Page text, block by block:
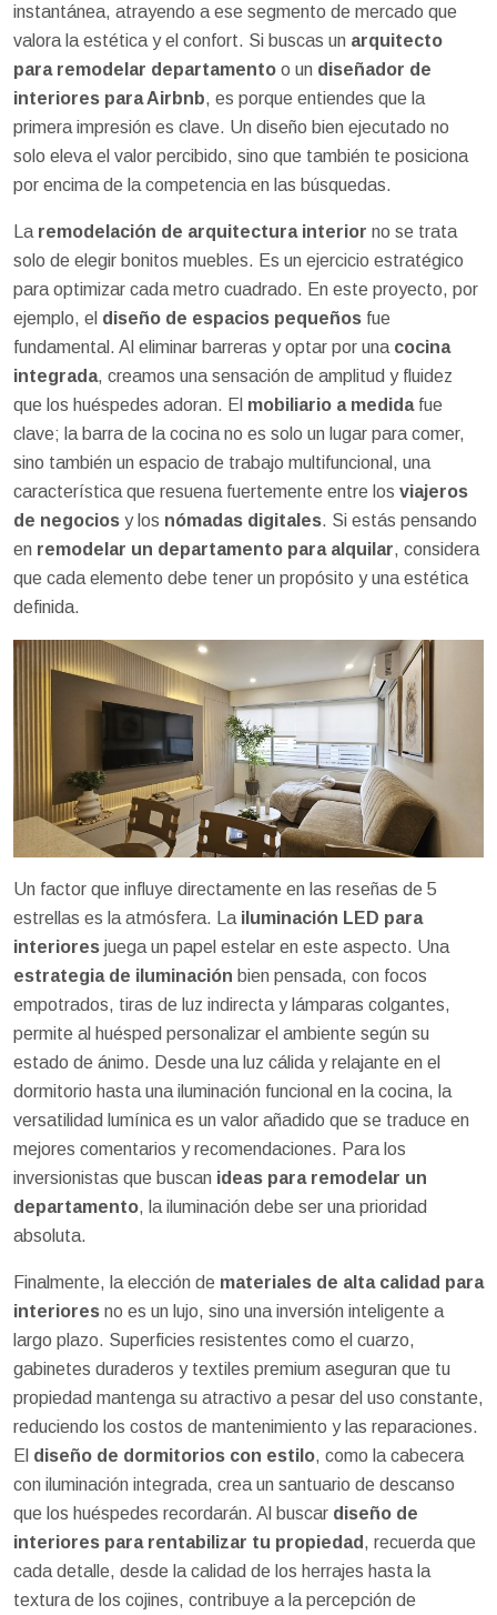
instantánea, atrayendo a ese segmento de mercado que
valora la estética y el confort. Si buscas un arquitecto
para remodelar departamento o un diseñador de
interiores para Airbnb, es porque entiendes que la
primera impresión es clave. Un diseño bien ejecutado no
solo eleva el valor percibido, sino que también te posiciona
por encima de la competencia en las búsquedas.
La remodelación de arquitectura interior no se trata
solo de elegir bonitos muebles. Es un ejercicio estratégico
para optimizar cada metro cuadrado. En este proyecto, por
ejemplo, el diseño de espacios pequeños fue
fundamental. Al eliminar barreras y optar por una cocina
integrada, creamos una sensación de amplitud y fluidez
que los huéspedes adoran. El mobiliario a medidafue
clave; la barra de la cocina no es solo un lugar para comer,
sino también un espacio de trabajo multifuncional, una
característica que resuena fuertemente entre los viajeros
de negocios y los nómadas digitales. Si estás pensando
en remodelar un departamento para alquilar, considera
que cada elemento debe tener un propósito y una estética
definida.
Un factor que influye directamente en las reseñas de 5
estrellas es la atmósfera. La iluminación LED para
interiores juega un papel estelar en este aspecto. Una
estrategia de iluminación bien pensada, con focos
empotrados, tiras de luz indirecta y lámparas colgantes,
permite al huésped personalizar el ambiente según su
estado de ánimo. Desde una luz cálida y relajante en el
dormitorio hasta una iluminación funcional en la cocina, la
versatilidad lumínica es un valor añadido que se traduce en
mejores comentarios y recomendaciones. Para los
inversionistas que buscan ideas para remodelar un
departamento, la iluminación debe ser una prioridad
absoluta.
Finalmente, la elección de materiales de alta calidad para
interiores no es un lujo, sino una inversión inteligente a
largo plazo. Superficies resistentes como el cuarzo,
gabinetes duraderos y textiles premium aseguran que tu
propiedad mantenga su atractivo a pesar del uso constante,
reduciendo los costos de mantenimiento y las reparaciones.
El diseño de dormitorios con estilo, como la cabecera
con iluminación integrada, crea un santuario de descanso
que los huéspedes recordarán. Al buscar diseño de
interiores para rentabilizar tu propiedad , recuerda que
cada detalle, desde la calidad de los herrajes hasta la
textura de los cojines, contribuye a la percepción de